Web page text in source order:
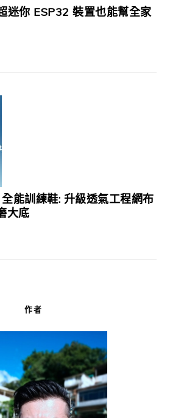
迷你 ESP32 裝置也能幫全家
能訓練鞋: 升級透氣工程網布
大底
作者